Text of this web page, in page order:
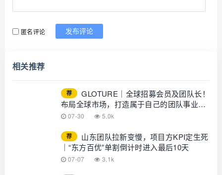
匿名评论 发布评论
相关推荐
荐
GLOTURE｜全球招募会员及团队长！
布局全球市场，打造属于自己的团队事业，
想增加收入？想打造团队？加入
07-30 5.0k
荐
山东团队拉新变慢，项目方KPI定生死
｜“东方百优”单割倒计时进入最后10天
07-07 3.1k